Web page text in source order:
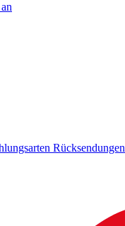
Rücksendungen